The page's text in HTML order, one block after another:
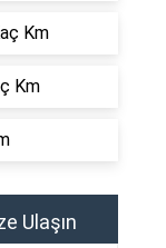
Km
Km
Ulaşın